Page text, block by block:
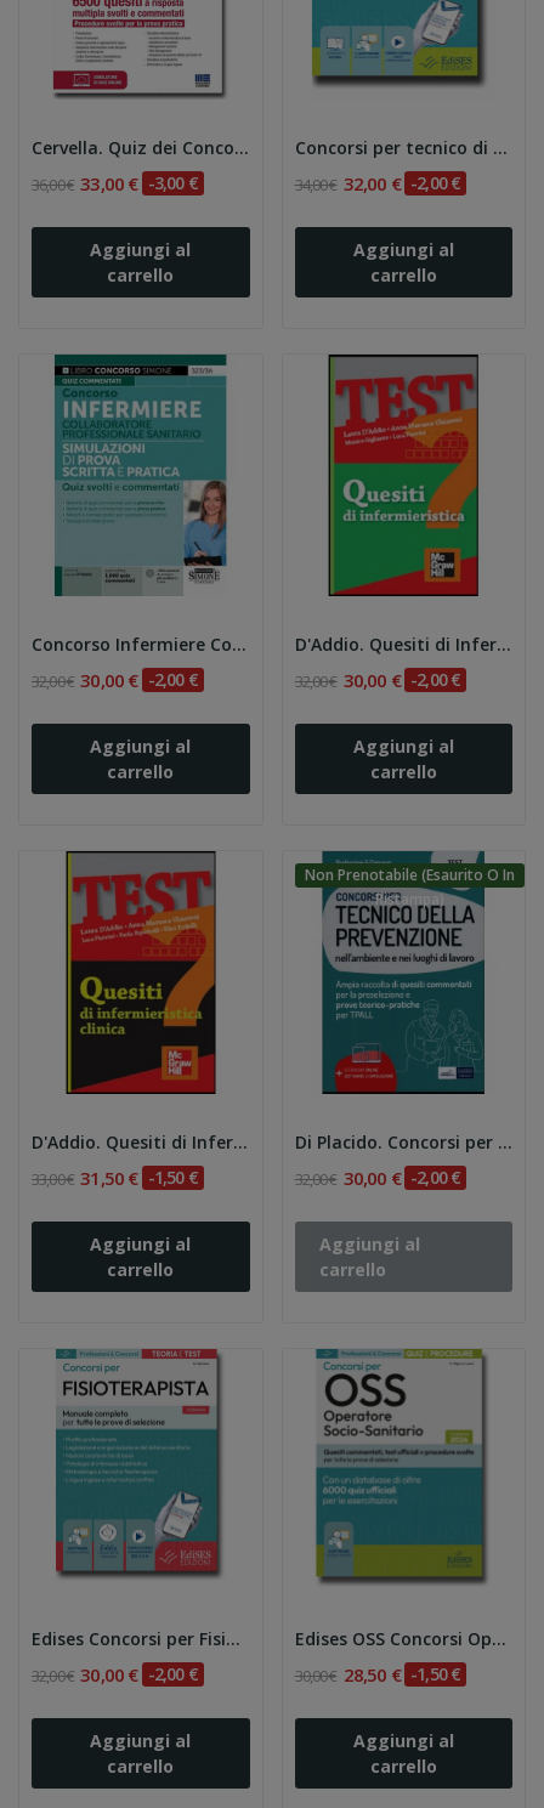
Cervella. Quiz dei Concorsi per Infermiere -...
36,00 € 33,00 € -3,00 €
Aggiungi al
carrello
Concorsi per tecnico di radiologia 6e
34,00 € 32,00 € -2,00 €
Aggiungi al
carrello
Concorso Infermiere Collaboratore professionale...
32,00 € 30,00 € -2,00 €
Aggiungi al
carrello
D'Addio. Quesiti di Infermieristica
32,00 € 30,00 € -2,00 €
Aggiungi al
carrello
D'Addio. Quesiti di Infermieristica Clinica
33,00 € 31,50 € -1,50 €
Aggiungi al
carrello
Non Prenotabile (esaurito O In
Ristampa)
Di Placido. Concorsi per Tecnico della...
32,00 € 30,00 € -2,00 €
Aggiungi al
carrello
Edises Concorsi per Fisioterapista
32,00 € 30,00 € -2,00 €
Aggiungi al
carrello
Edises OSS Concorsi Operatore Socio Sanitario....
30,00 € 28,50 € -1,50 €
Aggiungi al
carrello